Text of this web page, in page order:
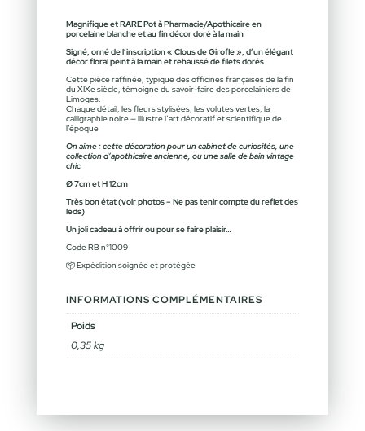
Magnifique et RARE Pot à Pharmacie/Apothicaire en
porcelaine blanche et au fin décor doré à la main
Signé, orné de l’inscription « Clous de Girofle », d’un élégant
décor floral peint à la main et rehaussé de filets dorés
Cette pièce raffinée, typique des officines françaises de la fin
du XIXe siècle, témoigne du savoir-faire des porcelainiers de
Limoges.
Chaque détail, les fleurs stylisées, les volutes vertes, la
calligraphie noire — illustre l’art décoratif et scientifique de
l’époque
On aime : cette décoration pour un cabinet de curiosités, une
collection d’apothicaire ancienne, ou une salle de bain vintage
chic
Ø 7cm et H 12cm
Très bon état (voir photos – Ne pas tenir compte du reflet des
leds)
Un joli cadeau à offrir ou pour se faire plaisir…
Code RB n°1009
📦 Expédition soignée et protégée
INFORMATIONS COMPLÉMENTAIRES
Poids
0,35 kg